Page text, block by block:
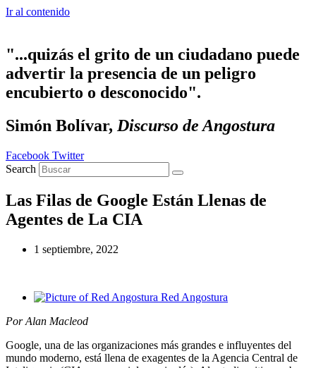
Ir al contenido
"...quizás el grito de un ciudadano puede
advertir la presencia de un peligro
encubierto o desconocido".
Simón Bolívar, Discurso de Angostura
Facebook Twitter
Search
Las Filas de Google Están Llenas de
Agentes de La CIA
1 septiembre, 2022
Red Angostura
Por Alan Macleod
Google, una de las organizaciones más grandes e influyentes del
mundo moderno, está llena de exagentes de la Agencia Central de